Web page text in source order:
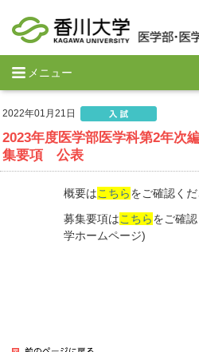
メニュー
2022年01月21日
2023年度医学部医学科第2年次
集要項 公表
概要はこちらをご確認くだ
募集要項はこちらをご確
学ホームページ)